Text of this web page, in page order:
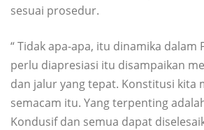
sesuai prosedur.
“ Tidak apa-apa, itu dinamika dalam
perlu diapresiasi itu disampaikan
dan jalur yang tepat. Konstitusi kita
semacam itu. Yang terpenting
Kondusif dan semua dapat